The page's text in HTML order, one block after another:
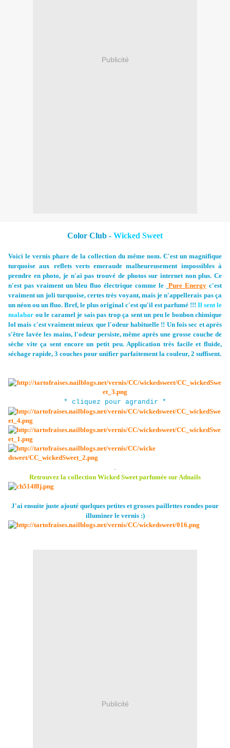
Publicité
Color Club - Wicked Sweet
Voici le vernis phare de la collection du même nom. C'est un magnifique
turquoise aux reflets verts emeraude malheureusement impossibles à
prendre en photo, je n'ai pas trouvé de photos sur internet non plus. Ce
n'est pas vraiment un bleu fluo électrique comme le
Pure Energy c'est
vraiment un joli turquoise, certes très voyant, mais je n'appellerais pas ça
un néon ou un fluo. Bref, le plus original c'est qu'il est parfumé !!! Il sent le
malabar ou le caramel je sais pas trop ça sent un peu le bonbon chimique
lol mais c'est vraiment mieux que l'odeur habituelle !! Un fois sec et après
s'être lavée les mains, l'odeur persiste, même après une grosse couche de
sèche vite ça sent encore un petit peu. Application très facile et fluide,
séchage rapide, 3 couches pour unifier parfaitement la couleur, 2 suffisent.
* cliquez pour agrandir *
Retrouvez la collection Wicked Sweet parfumée sur Adnails
J'ai ensuite juste ajouté quelques petites et grosses paillettes rondes pour
illuminer le vernis :)
Publicité